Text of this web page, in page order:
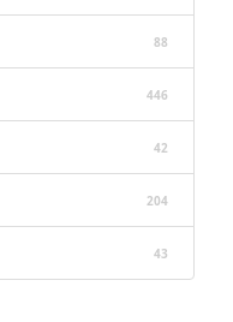
88
446
42
204
43